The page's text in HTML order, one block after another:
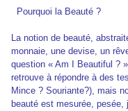
Pourquoi la Beauté ?
La notion de beauté,
monnaie, une devise, un
question « Am I Beautiful ?
retrouve à répondre à des
Mince ? Souriante?), mais
beauté est mesurée,